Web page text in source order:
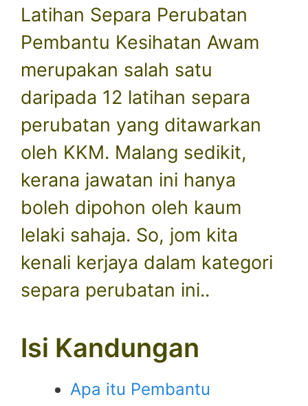
Latihan Separa Perubatan
Pembantu Kesihatan Awam
merupakan salah satu
daripada 12 latihan separa
perubatan yang ditawarkan
oleh KKM. Malang sedikit,
kerana jawatan ini hanya
boleh dipohon oleh kaum
lelaki sahaja. So, jom kita
kenali kerjaya dalam kategori
separa perubatan ini..
Isi Kandungan
Apa itu Pembantu